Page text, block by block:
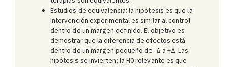
Estudios de equivalencia: la hipótesis es que la
intervención experimental es similar al control
dentro de un margen definido. El objetivo es
demostrar que la diferencia de efectos está
dentro de un margen pequeño de -Δ a +Δ. Las
hipótesis se invierten; la H0 relevante es que